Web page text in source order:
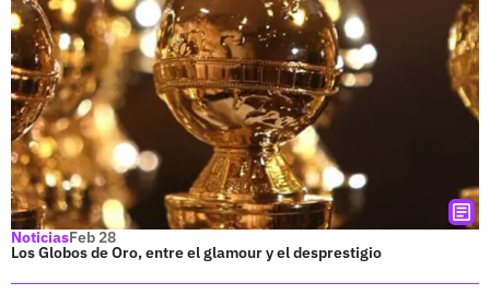
NoticiasFeb 28
Los Globos de Oro, entre el glamour y el desprestigio